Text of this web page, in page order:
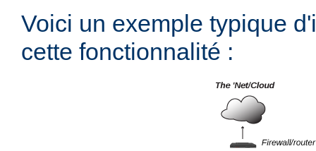
Voici un exemple typique
cette fonctionnalité :